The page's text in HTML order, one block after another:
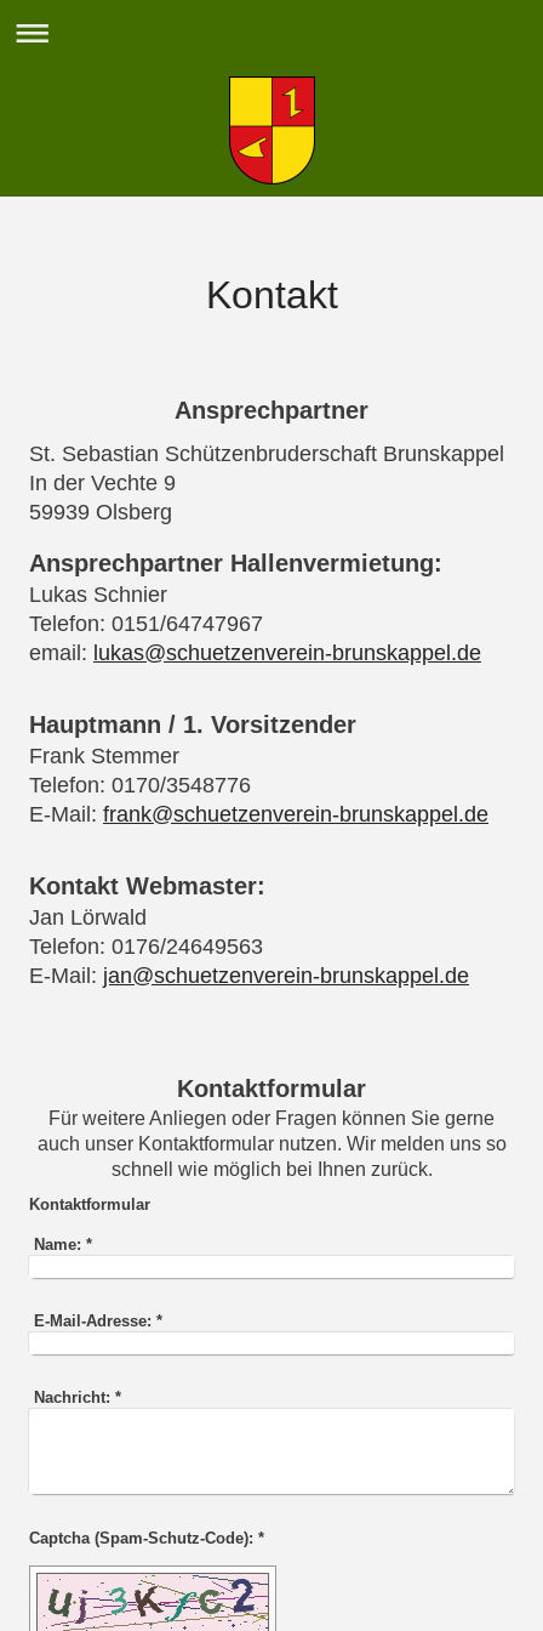
Kontakt
Ansprechpartner
St. Sebastian Schützenbruderschaft Brunskappel
In der Vechte 9
59939 Olsberg
Ansprechpartner Hallenvermietung:
Lukas Schnier
Telefon: 0151/64747967
email: lukas@schuetzenverein-brunskappel.de
Hauptmann / 1. Vorsitzender
Frank Stemmer
Telefon: 0170/3548776
E-Mail: frank@schuetzenverein-brunskappel.de
Kontakt Webmaster:
Jan Lörwald
Telefon: 0176/24649563
E-Mail: jan@schuetzenverein-brunskappel.de
Kontaktformular
Für weitere Anliegen oder Fragen können Sie gerne
auch unser Kontaktformular nutzen. Wir melden uns so
schnell wie möglich bei Ihnen zurück.
Kontaktformular
Name: *
E-Mail-Adresse: *
Nachricht: *
Captcha (Spam-Schutz-Code): *